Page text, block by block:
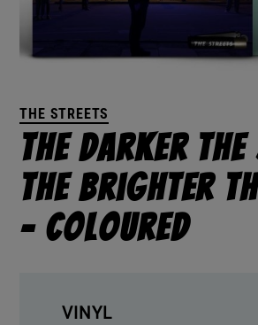
THE STREETS
The Darker
The Brighter
– coloured
VINYL